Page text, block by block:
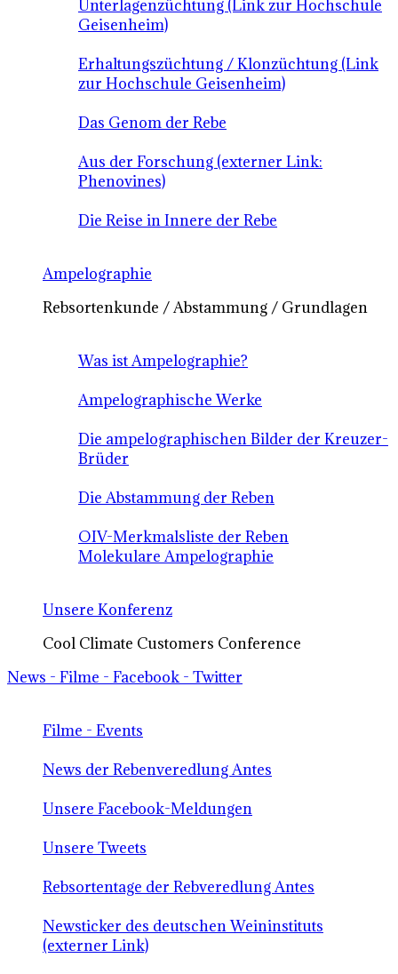
Unterlagenzüchtung (Link zur Hochschule
Geisenheim)
Erhaltungszüchtung / Klonzüchtung (Link
zur Hochschule Geisenheim)
Das Genom der Rebe
Aus der Forschung (externer Link:
Phenovines)
Die Reise in Innere der Rebe
Ampelographie
Rebsortenkunde / Abstammung / Grundlagen
Was ist Ampelographie?
Ampelographische Werke
Die ampelographischen Bilder der Kreuzer-
Brüder
Die Abstammung der Reben
OIV-Merkmalsliste der Reben
Molekulare Ampelographie
Unsere Konferenz
Cool Climate Customers Conference
News - Filme - Facebook - Twitter
Filme - Events
News der Rebenveredlung Antes
Unsere Facebook-Meldungen
Unsere Tweets
Rebsortentage der Rebveredlung Antes
Newsticker des deutschen Weininstituts
(externer Link)